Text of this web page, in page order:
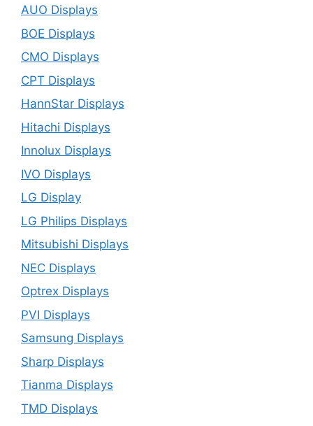
AUO Displays
BOE Displays
CMO Displays
CPT Displays
HannStar Displays
Hitachi Displays
Innolux Displays
IVO Displays
LG Display
LG Philips Displays
Mitsubishi Displays
NEC Displays
Optrex Displays
PVI Displays
Samsung Displays
Sharp Displays
Tianma Displays
TMD Displays